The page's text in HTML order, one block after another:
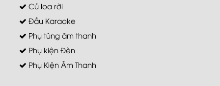
Củ loa rời
Đầu Karaoke
Phụ tùng âm thanh
Phụ kiện Đèn
Phụ Kiện Âm Thanh